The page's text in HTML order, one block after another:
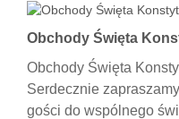
Obchody Święta
Obchody Święta
Serdecznie
gości do wspólnego